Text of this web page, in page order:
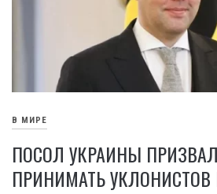
В МИРЕ
ПОСОЛ УКРАИНЫ
ПРИНИМАТЬ